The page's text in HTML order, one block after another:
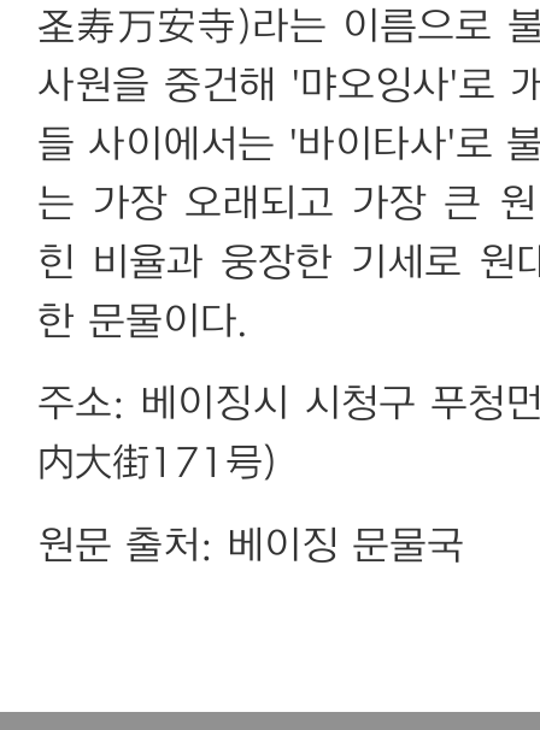
圣寿万安寺)라는 이름으로
사원을 중건해 '먀오잉사'로
들 사이에서는 '바이타사'로
는 가장 오래되고 가장 큰
힌 비율과 웅장한 기세로 원
한 문물이다.
주소: 베이징시 시청구 푸청
内大街171号)
원문 출처: 베이징 문물국